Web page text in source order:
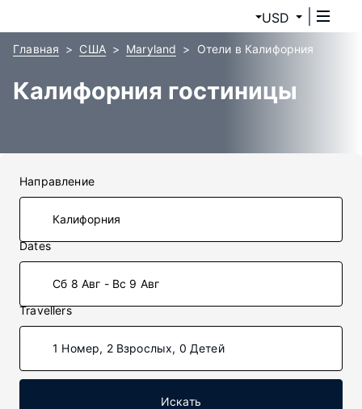
USD
Главная США Maryland Отели в Калифорния
Калифорния гостиницы
Направление
Dates
Сб 8 Авг - Вс 9 Авг
Travellers
1 Номер, 2 Взрослых, 0 Детей
Искать